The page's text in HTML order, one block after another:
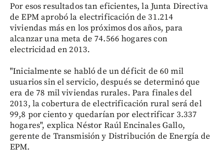
Por esos resultados tan eficientes, la Junta Directiva
de EPM aprobó la electrificación de 31.214
viviendas más en los próximos dos años, para
alcanzar una meta de 74.566 hogares con
electricidad en 2013.
"Inicialmente se habló de un déficit de 60 mil
usuarios sin el servicio, después se determinó que
era de 78 mil viviendas rurales. Para finales del
2013, la cobertura de electrificación rural será del
99,8 por ciento y quedarían por electrificar 3.337
hogares", explica Néstor Raúl Encinales Gallo,
gerente de Transmisión y Distribución de Energía de
EPM.